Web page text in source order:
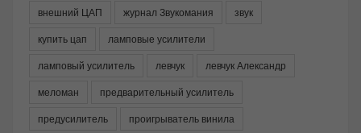
внешний ЦАП
журнал Звукомания
звук
купить цап
ламповые усилители
ламповый усилитель
левчук
левчук Александр
меломан
предварительный усилитель
предусилитель
проигрыватель винила